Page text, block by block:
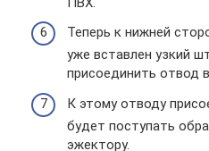
Теперь к нижней
уже вставлен узкий
присоединить отвод
К этому отводу
будет поступать
эжектору.